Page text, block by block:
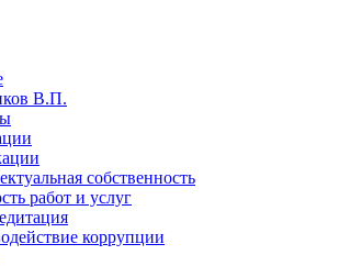
В.П.
собственность
работ и услуг
коррупции